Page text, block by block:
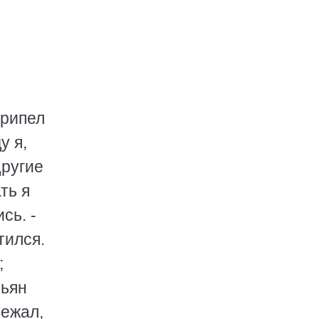
Вода теплая, ночь черная, а быстерь - прямо с огня рвет. Плот на веревке за Касьяном, как баржа за пароходом, Касьян фырчит, пыхтит, а плот подается туго. И собачонка рядком плывет, тявкает, пузыри пускает. Касьян и на спину, и на бок, и по-бабьи - совсем закружился мужик. Но, вот, подхватило быстерью и понесло... Хы! Польша, берег! Касьян аж загоготал от удовольствия, выволок лен, опустился на колени, ну кресты класть, ну сладкогласно выводить: "Мо-ря чер-мну-ю ну-чин-нуууу..." Он поет, а песик подвывает. - Песик, песик, на! - огладил его, а он сухохонек, как печка, будто и в воде сроду не бывал. - Ах, анафема, - сквозь зубы пробурчал Касьян, ужал его меж колен